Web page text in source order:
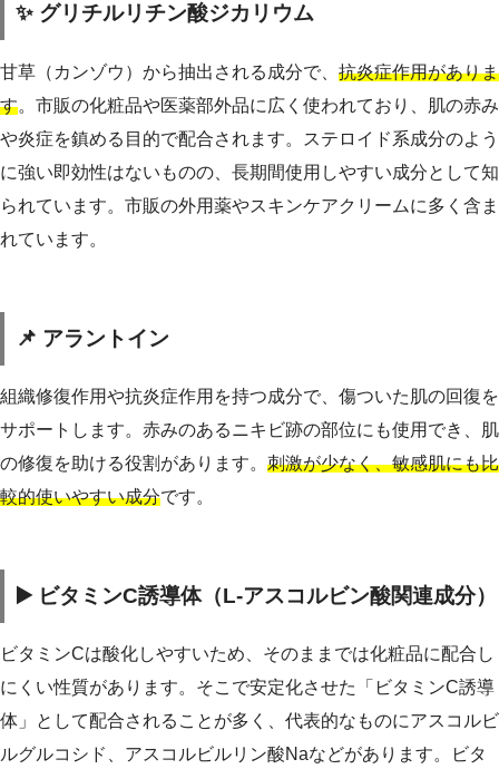
✨ グリチルリチン酸ジカリウム
甘草（カンゾウ）から抽出される成分で、 抗炎症作用がありま
す。市販の化粧品や医薬部外品に広く使われており、肌の赤み
や炎症を鎮める目的で配合されます。ステロイド系成分のよう
に強い即効性はないものの、長期間使用しやすい成分として知
られています。市販の外用薬やスキンケアクリームに多く含ま
れています。
📌 アラントイン
組織修復作用や抗炎症作用を持つ成分で、傷ついた肌の回復を
サポートします。赤みのあるニキビ跡の部位にも使用でき、肌
の修復を助ける役割があります。 刺激が少なく、敏感肌にも比
較的使いやすい成分です。
▶️ ビタミンC誘導体（L-アスコルビン酸関連成分）
ビタミンCは酸化しやすいため、そのままでは化粧品に配合し
にくい性質があります。そこで安定化させた「ビタミンC誘導
体」として配合されることが多く、代表的なものにアスコルビ
ルグルコシド、アスコルビルリン酸Naなどがあります。ビタ